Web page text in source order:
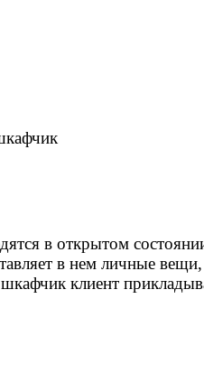
в открытом
в нем личные
клиент